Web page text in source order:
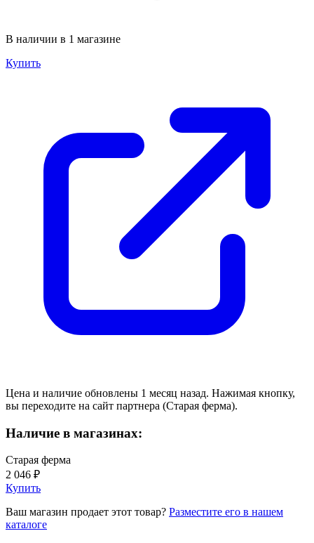
В наличии в 1 магазине
Купить
Цена и наличие обновлены 1 месяц назад. Нажимая кнопку,
вы переходите на сайт партнера (Старая ферма).
Наличие в магазинах:
Старая ферма
2 046 ₽
Купить
Ваш магазин продает этот товар? Разместите его в нашем
каталоге